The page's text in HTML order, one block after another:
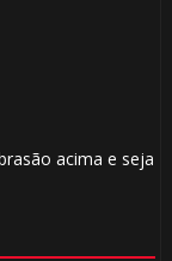
acima e seja